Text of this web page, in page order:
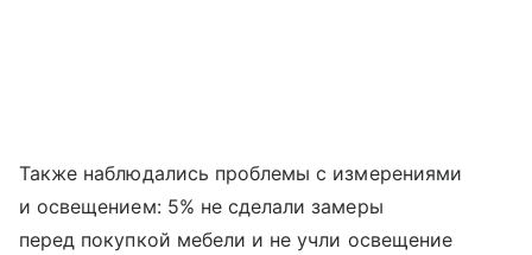
Также наблюдались проблемы с измерениями
и освещением: 5% не сделали замеры
перед покупкой мебели и не учли освещение